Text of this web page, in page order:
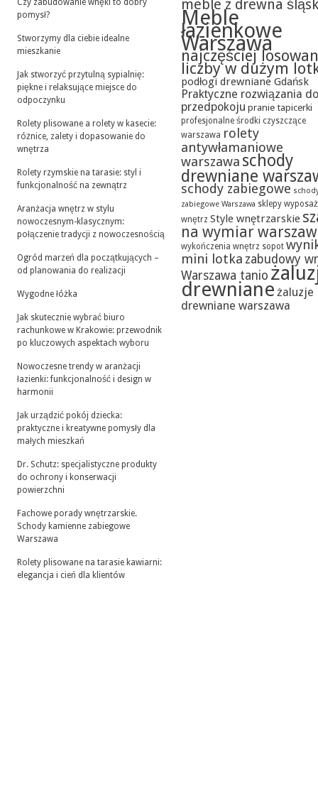
Czy zabudowanie wnęki to dobry
pomysł?
Stworzymy dla ciebie idealne
mieszkanie
Jak stworzyć przytulną sypialnię:
piękne i relaksujące miejsce do
odpoczynku
Rolety plisowane a rolety w kasecie:
różnice, zalety i dopasowanie do
wnętrza
Rolety rzymskie na tarasie: styl i
funkcjonalność na zewnątrz
Aranżacja wnętrz w stylu
nowoczesnym-klasycznym:
połączenie tradycji z nowoczesnością
Ogród marzeń dla początkujących –
od planowania do realizacji
Wygodne łóżka
Jak skutecznie wybrać biuro
rachunkowe w Krakowie: przewodnik
po kluczowych aspektach wyboru
Nowoczesne trendy w aranżacji
łazienki: funkcjonalność i design w
harmonii
Jak urządzić pokój dziecka:
praktyczne i kreatywne pomysły dla
małych mieszkań
Dr. Schutz: specjalistyczne produkty
do ochrony i konserwacji
powierzchni
Fachowe porady wnętrzarskie.
Schody kamienne zabiegowe
Warszawa
Rolety plisowane na tarasie kawiarni:
elegancja i cień dla klientów
meble z drewna
Meble
łazienkowe
Warszawa
najczęściej
liczby w dużym
podłogi drewniane Gdańsk
Praktyczne rozwiązania do
przedpokoju pranie tapicerki
profesjonalne środki czyszczące
warszawa rolety
antywłamaniowe
warszawa schody
drewniane
schody zabiegowe
zabiegowe Warszawa sklepy
wnętrz Style wnętrzarskie
na wymiar
wykończenia wnętrz sopot
mini lotka zabudowy
Warszawa tanio
drewniane żaluzje
drewniane warszawa